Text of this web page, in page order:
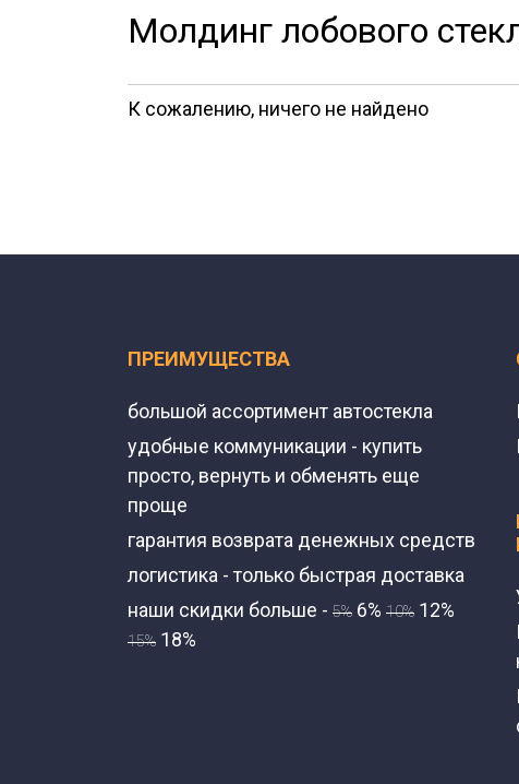
Молдинг лобового
К сожалению, ничего не найдено
ПРЕИМУЩЕСТВА
большой ассортимент автостекла
удобные коммуникации - купить
просто, вернуть и обменять еще
проще
гарантия возврата денежных средств
логистика - только быстрая доставка
наши скидки больше - 5% 6% 10% 12%
15% 18%